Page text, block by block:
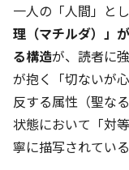
一人の「人間」と
理（マチルダ）」
る構造が、読者に
が抱く「切ないが
反する属性（聖な
状態において「対
寧に描写されてい